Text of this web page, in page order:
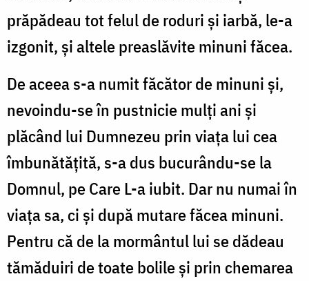
prăpădeau tot felul de roduri și iarbă, le-a
izgonit, și altele preaslăvite minuni făcea.
De aceea s-a numit făcător de minuni și,
nevoindu-se în pustnicie mulți ani și
plăcând lui Dumnezeu prin viața lui cea
îmbunătățită, s-a dus bucurându-se la
Domnul, pe Care L-a iubit. Dar nu numai în
viața sa, ci și după mutare făcea minuni.
Pentru că de la mormântul lui se dădeau
tămăduiri de toate bolile și prin chemarea